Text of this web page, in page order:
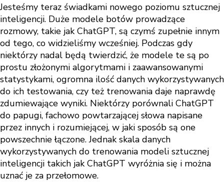
Jesteśmy teraz świadkami nowego poziomu sztucznej
inteligencji. Duże modele botów prowadzące
rozmowy, takie jak ChatGPT, są czymś zupełnie innym
od tego, co widzieliśmy wcześniej. Podczas gdy
niektórzy nadal będą twierdzić, że modele te są po
prostu złożonymi algorytmami i zaawansowanymi
statystykami, ogromna ilość danych wykorzystywanych
do ich testowania, czy też trenowania daje naprawdę
zdumiewające wyniki. Niektórzy porównali ChatGPT
do papugi, fachowo powtarzającej słowa napisane
przez innych i rozumiejącej, w jaki sposób są one
powszechnie łączone. Jednak skala danych
wykorzystywanych do trenowania modeli sztucznej
inteligencji takich jak ChatGPT wyróżnia się i można
uznać je za przełomowe.